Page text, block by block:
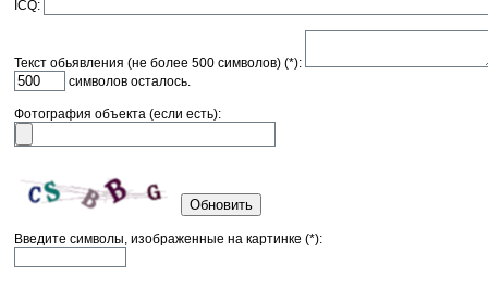
ICQ:
Текст обьявления (не более 500 символов) (*):
символов осталось.
Фотография объекта (если есть):
Обновить
Введите символы, изображенные на картинке (*):